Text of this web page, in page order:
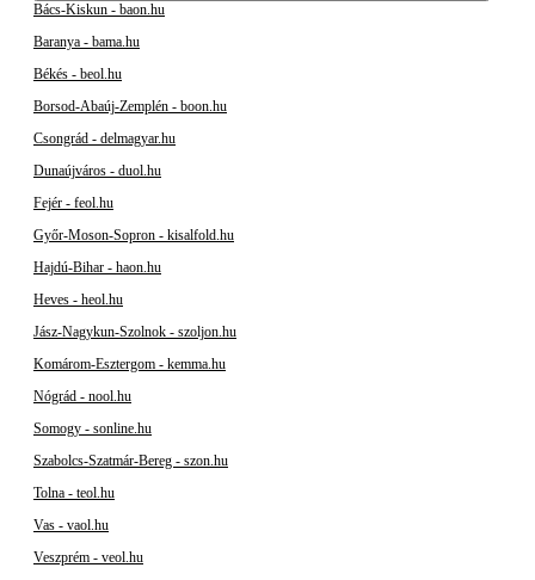
Bács-Kiskun - baon.hu
Baranya - bama.hu
Békés - beol.hu
Borsod-Abaúj-Zemplén - boon.hu
Csongrád - delmagyar.hu
Dunaújváros - duol.hu
Fejér - feol.hu
Győr-Moson-Sopron - kisalfold.hu
Hajdú-Bihar - haon.hu
Heves - heol.hu
Jász-Nagykun-Szolnok - szoljon.hu
Komárom-Esztergom - kemma.hu
Nógrád - nool.hu
Somogy - sonline.hu
Szabolcs-Szatmár-Bereg - szon.hu
Tolna - teol.hu
Vas - vaol.hu
Veszprém - veol.hu